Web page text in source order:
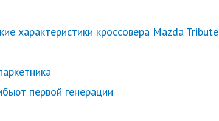
характеристики кроссовера Mazda Tribute
первой генерации